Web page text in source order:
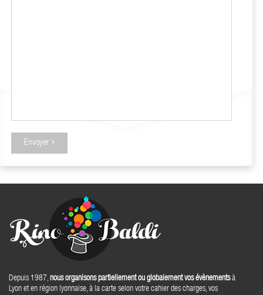
Envoyer
Depuis 1987, nous organisons partiellement ou globalement vos évènementsà
Lyon et en région lyonnaise, à la carte selon votre cahier des charges, vos